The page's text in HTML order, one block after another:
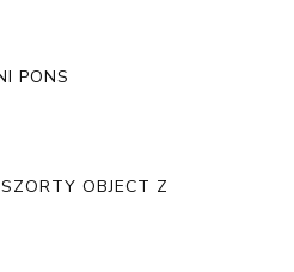
PONS
OBJECT Z